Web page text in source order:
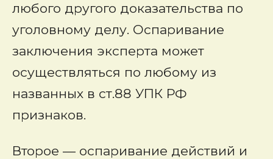
любого другого доказательства по
уголовному делу. Оспаривание
заключения эксперта может
осуществляться по любому из
названных в ст.88 УПК РФ
признаков.
Второе — оспаривание действий и